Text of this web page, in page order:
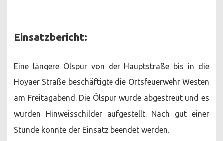
Einsatzbericht:
Eine längere Ölspur von der Hauptstraße bis in die
Hoyaer Straße beschäftigte die Ortsfeuerwehr Westen
am Freitagabend. Die Ölspur wurde abgestreut und es
wurden Hinweisschilder aufgestellt. Nach gut einer
Stunde konnte der Einsatz beendet werden.